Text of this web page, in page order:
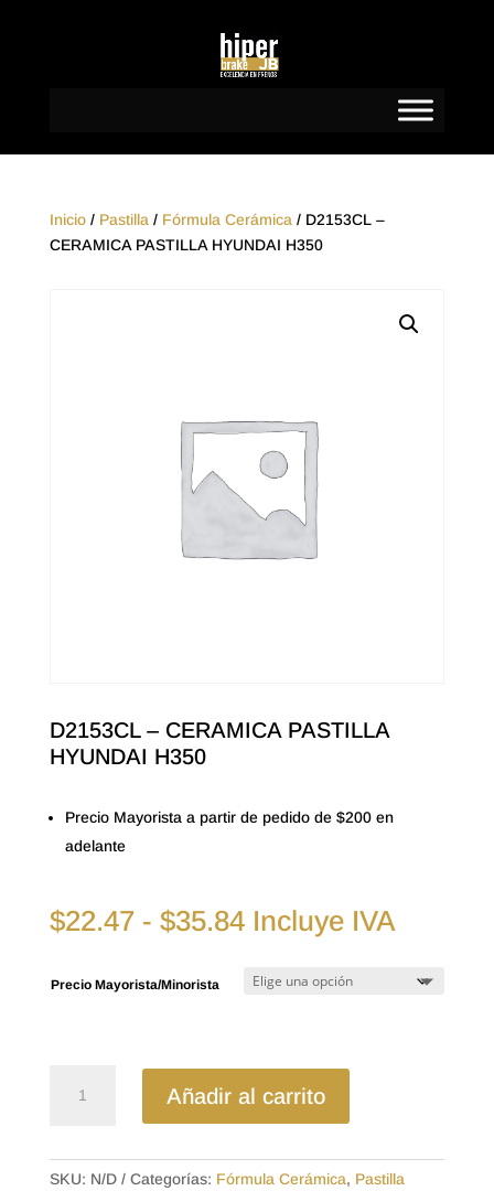
Inicio/ Pastilla / Fórmula Cerámica / D2153CL –
CERAMICA PASTILLA HYUNDAI H350
D2153CL – CERAMICA PASTILLA
HYUNDAI H350
Precio Mayorista a partir de pedido de $200 en
adelante
$22.47 - $35.84Rango
precios:
desde
$35.84
Incluye IVA
Precio Mayorista/Minorista
HYUNDAI
Añadir al carrito
SKU: N/D Categorías: Fórmula Cerámica, Pastilla